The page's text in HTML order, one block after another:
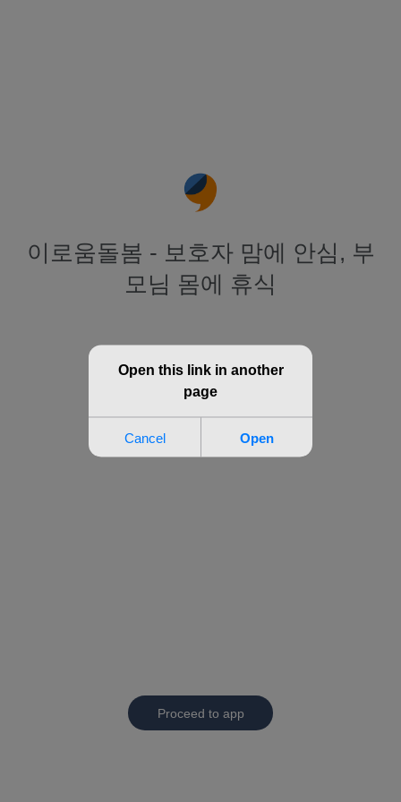
이로움돌봄 - 보호자 맘에 안심, 부
모님 몸에 휴식
Proceed to app